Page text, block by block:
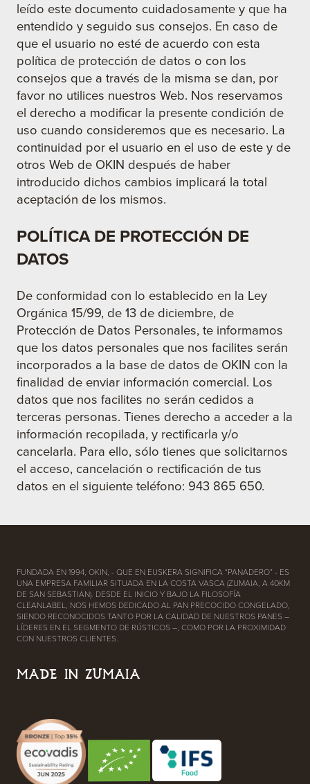
leído este documento cuidadosamente y que ha
entendido y seguido sus consejos. En caso de
que el usuario no esté de acuerdo con esta
política de protección de datos o con los
consejos que a través de la misma se dan, por
favor no utilices nuestros Web. Nos reservamos
el derecho a modificar la presente condición de
uso cuando consideremos que es necesario. La
continuidad por el usuario en el uso de este y de
otros Web de OKIN después de haber
introducido dichos cambios implicará la total
aceptación de los mismos.
POLÍTICA DE PROTECCIÓN DE
DATOS
De conformidad con lo establecido en la Ley
Orgánica 15/99, de 13 de diciembre, de
Protección de Datos Personales, te informamos
que los datos personales que nos facilites serán
incorporados a la base de datos de OKIN con la
finalidad de enviar información comercial. Los
datos que nos facilites no serán cedidos a
terceras personas. Tienes derecho a acceder a la
información recopilada, y rectificarla y/o
cancelarla. Para ello, sólo tienes que solicitarnos
el acceso, cancelación o rectificación de tus
datos en el siguiente teléfono: 943 865 650.
FUNDADA EN 1994, OKIN, - QUE EN EUSKERA SIGNIFICA “PANADERO” - ES
UNA EMPRESA FAMILIAR SITUADA EN LA COSTA VASCA (ZUMAIA, A 40KM
DE SAN SEBASTIAN). DESDE EL INICIO Y BAJO LA FILOSOFÍA
CLEANLABEL, NOS HEMOS DEDICADO AL PAN PRECOCIDO CONGELADO,
SIENDO RECONOCIDOS TANTO POR LA CALIDAD DE NUESTROS PANES –
LÍDERES EN EL SEGMENTO DE RÚSTICOS –, COMO POR LA PROXIMIDAD
CON NUESTROS CLIENTES.
MADE IN ZUMAIA